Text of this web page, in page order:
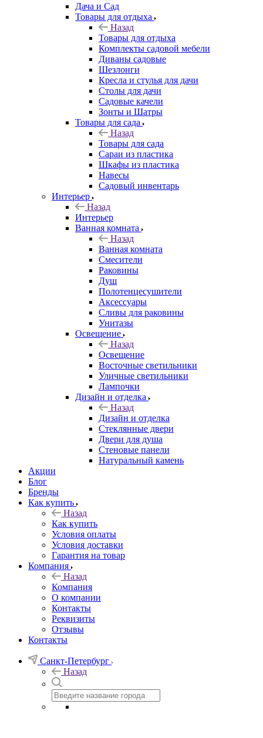
Дача и Сад
Товары для отдыха
Назад
Товары для отдыха
Комплекты садовой мебели
Диваны садовые
Шезлонги
Кресла и стулья для дачи
Столы для дачи
Садовые качели
Зонты и Шатры
Товары для сада
Назад
Товары для сада
Сараи из пластика
Шкафы из пластика
Навесы
Садовый инвентарь
Интерьер
Назад
Интерьер
Ванная комната
Назад
Ванная комната
Смесители
Раковины
Душ
Полотенцесушители
Аксессуары
Сливы для раковины
Унитазы
Освещение
Назад
Освещение
Восточные светильники
Уличные светильники
Лампочки
Дизайн и отделка
Назад
Дизайн и отделка
Стеклянные двери
Двери для душа
Стеновые панели
Натуральный камень
Акции
Блог
Бренды
Как купить
Назад
Как купить
Условия оплаты
Условия доставки
Гарантия на товар
Компания
Назад
Компания
О компании
Контакты
Реквизиты
Отзывы
Контакты
Санкт-Петербург
Назад